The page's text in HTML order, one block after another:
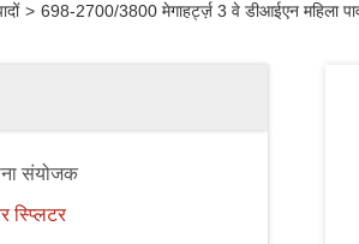
> 698-2700/3800 मेगाहर्ट्ज़ 3 वे डीआईएन महिला
संयोजक
स्प्लिटर